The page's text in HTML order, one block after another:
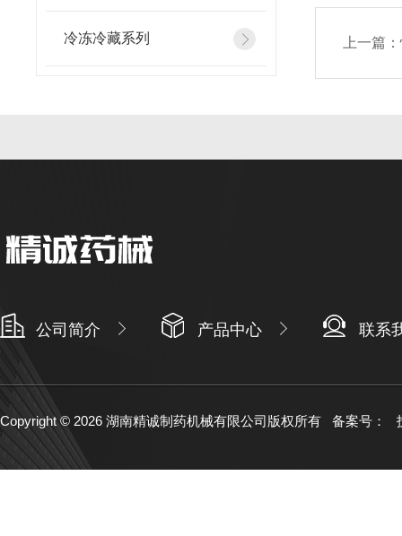
上一篇：
冷冻冷藏系列
公司简介 产品中心 联系
Copyright © 2026 湖南精诚制药机械有限公司版权所有 备案号：